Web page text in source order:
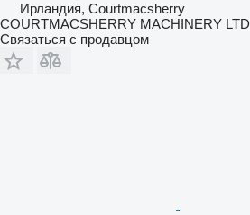
Ирландия, Courtmacsherry
COURTMACSHERRY MACHINERY LTD
Связаться с продавцом